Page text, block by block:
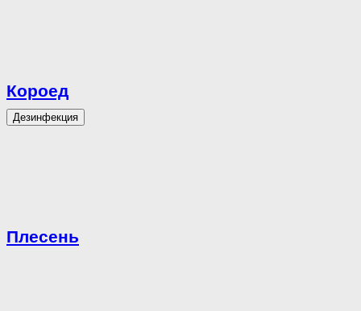
Короед
Дезинфекция
Плесень